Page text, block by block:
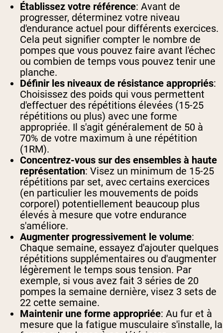
Établissez votre référence: Avant de
progresser, déterminez votre niveau
d'endurance actuel pour différents exercices.
Cela peut signifier compter le nombre de
pompes que vous pouvez faire avant l'échec
ou combien de temps vous pouvez tenir une
planche.
Définir les niveaux de résistance appropriés:
Choisissez des poids qui vous permettent
d'effectuer des répétitions élevées (15-25
répétitions ou plus) avec une forme
appropriée. Il s'agit généralement de 50 à
70% de votre maximum à une répétition
(1RM).
Concentrez-vous sur des ensembles à haute
représentation: Visez un minimum de 15-25
répétitions par set, avec certains exercices
(en particulier les mouvements de poids
corporel) potentiellement beaucoup plus
élevés à mesure que votre endurance
s'améliore.
Augmenter progressivement le volume:
Chaque semaine, essayez d'ajouter quelques
répétitions supplémentaires ou d'augmenter
légèrement le temps sous tension. Par
exemple, si vous avez fait 3 séries de 20
pompes la semaine dernière, visez 3 sets de
22 cette semaine.
Maintenir une forme appropriée: Au fur et à
mesure que la fatigue musculaire s'installe, la